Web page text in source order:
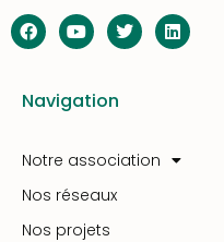
Navigation
Notre association
Nos réseaux
Nos projets